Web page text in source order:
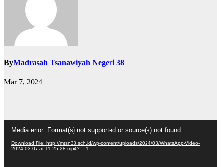
ByMadrasah Tsanawiyah Negeri 38
Mar 7, 2024
Player
Media error: Format(s) not supported or source(s) not found
Download File: http://mtsn38.sch.id/wp-content/uploads/2024/03/WhatsApp-Video-
2024-03-07-at-11.25.28.mp4?_=1